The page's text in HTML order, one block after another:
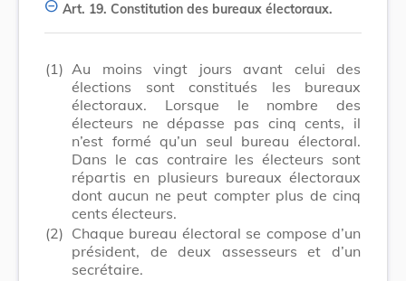
Art. 19. Constitution des bureaux électoraux.
(1) Au moins vingt jours avant celui des
élections sont constitués les bureaux
électoraux. Lorsque le nombre des
électeurs ne dépasse pas cinq cents, il
n’est formé qu’un seul bureau électoral.
Dans le cas contraire les électeurs sont
répartis en plusieurs bureaux électoraux
dont aucun ne peut compter plus de cinq
cents électeurs.
(2) Chaque bureau électoral se compose d’un
président, de deux assesseurs et d’un
secrétaire.